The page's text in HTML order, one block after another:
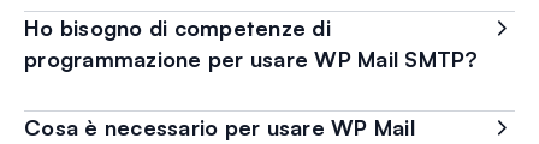
Ho bisogno di competenze di
programmazione per usare WP Mail SMTP?
Cosa è necessario per usare WP Mail